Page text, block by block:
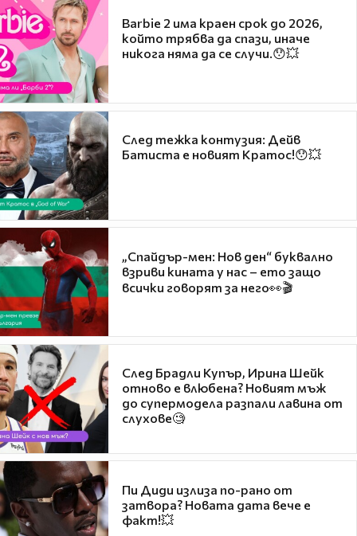
Barbie 2 има краен срок до 2026,
който трябва да спази, иначе
никога няма да се случи.😯💥
След тежка контузия: Дейв
Батиста е новият Кратос!😯💥
„Спайдър-мен: Нов ден“ буквално
взриви кината у нас – ето защо
всички говорят за него👀🎬
След Брадли Купър, Ирина Шейк
отново е влюбена? Новият мъж
до супермодела разпали лавина от
слухове🧐
Пи Диди излиза по-рано от
затвора? Новата дата вече е
факт!💥